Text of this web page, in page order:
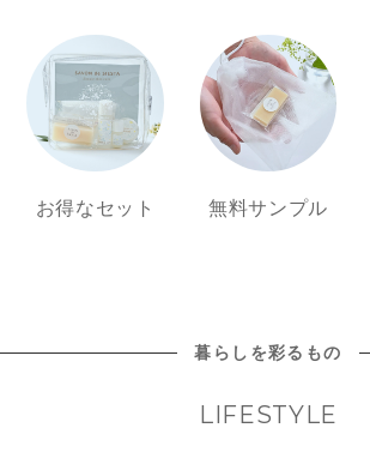
お得なセット 無料サンプル
暮らしを彩るもの
LIFESTYLE